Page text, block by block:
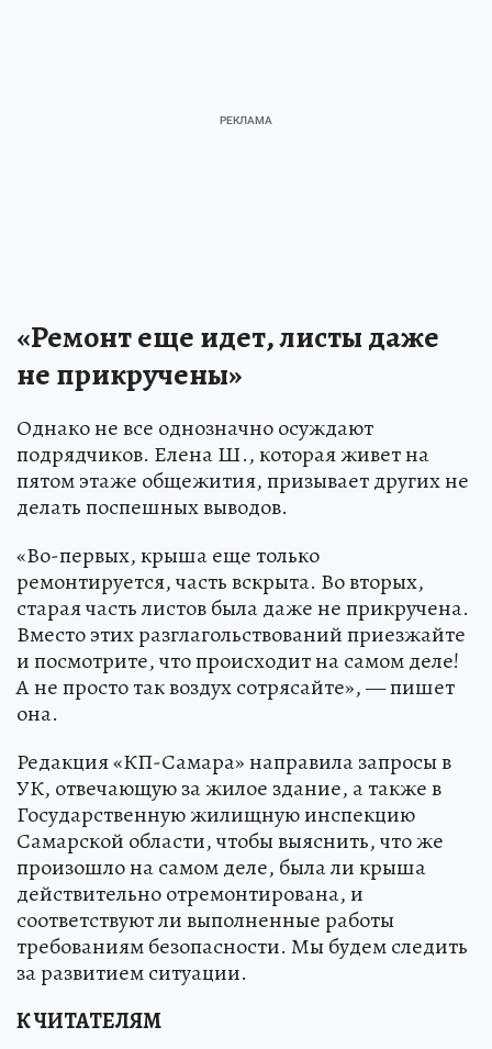
«Ремонт еще идет, листы даже
не прикручены»
Однако не все однозначно осуждают
подрядчиков. Елена Ш., которая живет на
пятом этаже общежития, призывает других не
делать поспешных выводов.
«Во-первых, крыша еще только
ремонтируется, часть вскрыта. Во вторых,
старая часть листов была даже не прикручена.
Вместо этих разглагольствований приезжайте
и посмотрите, что происходит на самом деле!
А не просто так воздух сотрясайте», — пишет
она.
Редакция «КП-Самара» направила запросы в
УК, отвечающую за жилое здание, а также в
Государственную жилищную инспекцию
Самарской области, чтобы выяснить, что же
произошло на самом деле, была ли крыша
действительно отремонтирована, и
соответствуют ли выполненные работы
требованиям безопасности. Мы будем следить
за развитием ситуации.
К ЧИТАТЕЛЯМ